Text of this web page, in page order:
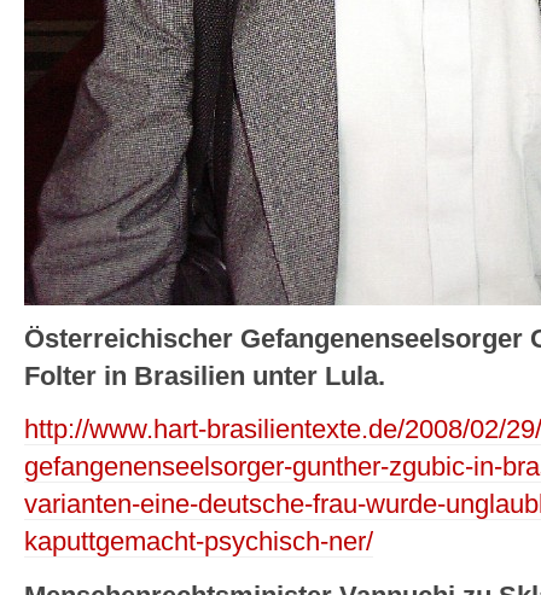
Österreichischer Gefangenenseelsorger
Folter in Brasilien unter Lula.
http://www.hart-brasilientexte.de/2008/02/
gefangenenseelsorger-gunther-zgubic-in-
varianten-eine-deutsche-frau-wurde-
kaputtgemacht-psychisch-ner/